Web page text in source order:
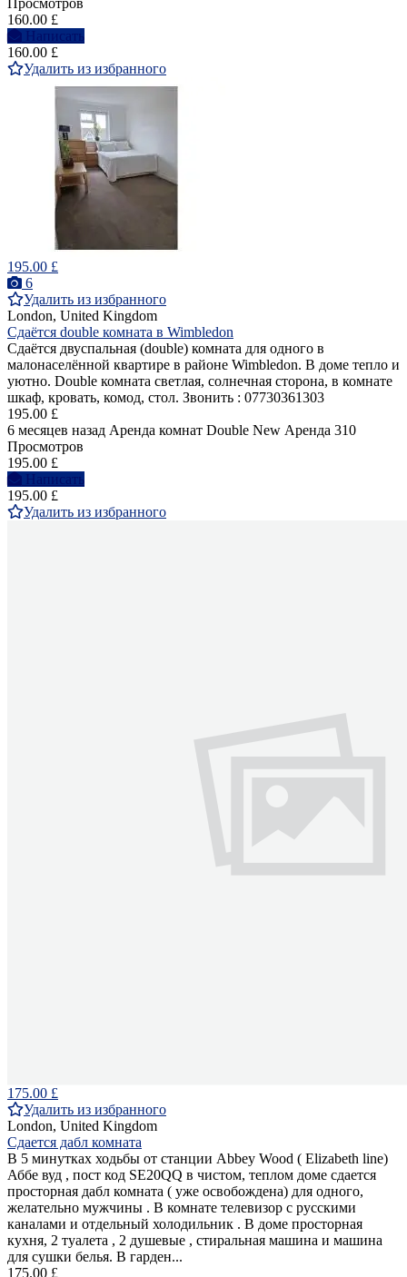
Просмотров
160.00 £
Написать
160.00 £
Удалить из избранного
195.00 £
6
Удалить из избранного
London, United Kingdom
Сдаётся double комната в Wimbledon
Сдаётся двуспальная (double) комнатa для одного в
малонаселённой квартире в районе Wimbledon. В доме тепло и
уютно. Double комната светлая, солнечная сторона, в комнате
шкаф, кровать, комод, стол. Звонить : 07730361303
195.00 £
6 месяцев назад Аренда комнат Double New Аренда 310
Просмотров
195.00 £
Написать
195.00 £
Удалить из избранного
175.00 £
Удалить из избранного
London, United Kingdom
Сдается дабл комната
В 5 минутках ходьбы от станции Abbey Wood ( Elizabeth line)
Аббе вуд , пост код SE20QQ в чистом, теплом доме сдается
просторная дабл комната ( уже освобождена) для одного,
желательно мужчины . В комнате телевизор с русскими
каналами и отдельный холодильник . В доме просторная
кухня, 2 туалета , 2 душевые , стиральная машина и машина
для сушки белья. В гарден...
175.00 £